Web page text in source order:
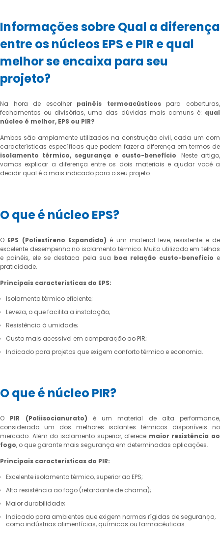
Informações sobre Qual a diferença
entre os núcleos EPS e PIR e qual
melhor se encaixa para seu
projeto?
Na hora de escolher painéis termoacústicospara coberturas,
fechamentos ou divisórias, uma das dúvidas mais comuns é: qual
núcleo é melhor, EPS ou PIR?
Ambos são amplamente utilizados na construção civil, cada um com
características específicas que podem fazer a diferença em termos de
isolamento térmico, segurança e custo-benefício. Neste artigo,
vamos explicar a diferença entre os dois materiais e ajudar você a
decidir qual é o mais indicado para o seu projeto.
O que é núcleo EPS?
O EPS (Poliestireno Expandido) é um material leve, resistente e de
excelente desempenho no isolamento térmico. Muito utilizado em telhas
e painéis, ele se destaca pela sua boa relação custo-benefício e
praticidade.
Principais características do EPS:
Isolamento térmico eficiente;
Leveza, o que facilita a instalação;
Resistência à umidade;
Custo mais acessível em comparação ao PIR;
Indicado para projetos que exigem conforto térmico e economia.
O que é núcleo PIR?
O PIR (Poliisocianurato) é um material de alta performance,
considerado um dos melhores isolantes térmicos disponíveis no
mercado. Além do isolamento superior, oferece maior resistência ao
fogo, o que garante mais segurança em determinadas aplicações.
Principais características do PIR:
Excelente isolamento térmico, superior ao EPS;
Alta resistência ao fogo (retardante de chama);
Maior durabilidade;
Indicado para ambientes que exigem normas rígidas de segurança,
como indústrias alimentícias, químicas ou farmacêuticas.